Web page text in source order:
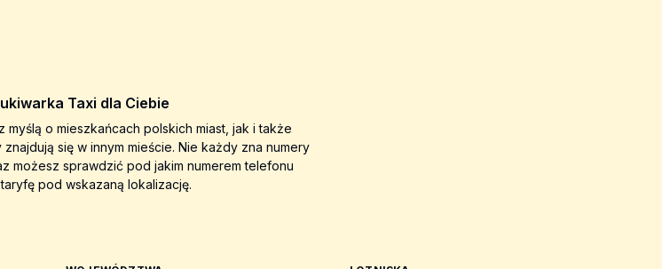
Taxi dla Ciebie
myślą o mieszkańcach polskich miast, jak i także
się w innym mieście. Nie każdy zna numery
możesz sprawdzić pod jakim numerem telefonu
pod wskazaną lokalizację.